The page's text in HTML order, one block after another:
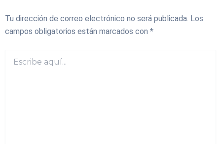
Tu dirección de correo electrónico no será publicada. Los
campos obligatorios están marcados con *
aquí...